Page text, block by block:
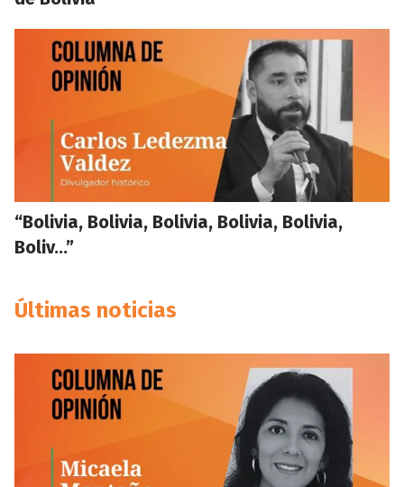
“Bolivia, Bolivia, Bolivia, Bolivia, Bolivia,
Boliv…”
Últimas noticias